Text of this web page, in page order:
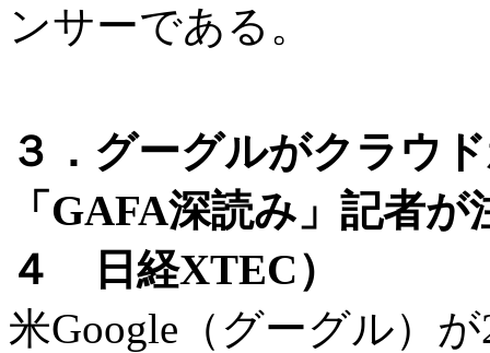
ンサーである。
３．グーグルがクラウ
「GAFA深読み」記者
４ 日経XTEC）
米Google（グーグル）